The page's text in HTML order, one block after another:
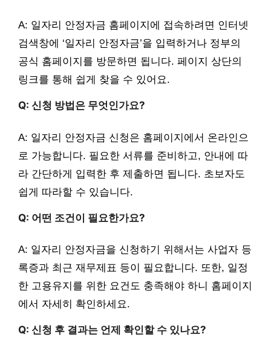
A: 일자리 안정자금 홈페이지에 접속하려면 인터넷
검색창에 ‘일자리 안정자금’을 입력하거나 정부의
공식 홈페이지를 방문하면 됩니다. 페이지 상단의
링크를 통해 쉽게 찾을 수 있어요.
Q: 신청 방법은 무엇인가요?
A: 일자리 안정자금 신청은 홈페이지에서 온라인으
로 가능합니다. 필요한 서류를 준비하고, 안내에 따
라 간단하게 입력한 후 제출하면 됩니다. 초보자도
쉽게 따라할 수 있습니다.
Q: 어떤 조건이 필요한가요?
A: 일자리 안정자금을 신청하기 위해서는 사업자 등
록증과 최근 재무제표 등이 필요합니다. 또한, 일정
한 고용유지를 위한 요건도 충족해야 하니 홈페이지
에서 자세히 확인하세요.
Q: 신청 후 결과는 언제 확인할 수 있나요?